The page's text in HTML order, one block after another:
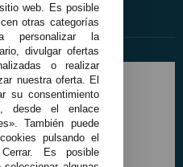
web. Es posible
otras categorías
personalizar la
divulgar ofertas
o realizar
nuestra oferta. El
su consentimiento
desde el enlace
También puede
pulsando el
Es posible